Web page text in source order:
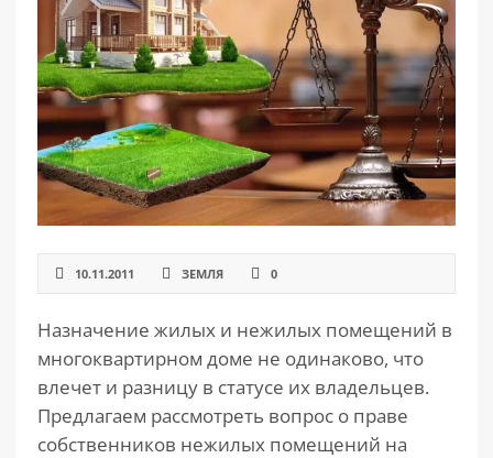
Позвонить нам
РАЗДЕЛЫ
САЙТА
10.11.2011 ЗЕМЛЯ 0
Назначение жилых и нежилых помещений в
многоквартирном доме не одинаково, что
влечет и разницу в статусе их владельцев.
Предлагаем рассмотреть вопрос о праве
собственников нежилых помещений на